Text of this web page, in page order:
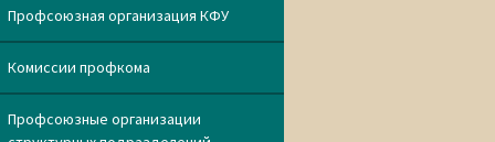
Профсоюзная организация КФУ
Комиссии профкома
Профсоюзные организации